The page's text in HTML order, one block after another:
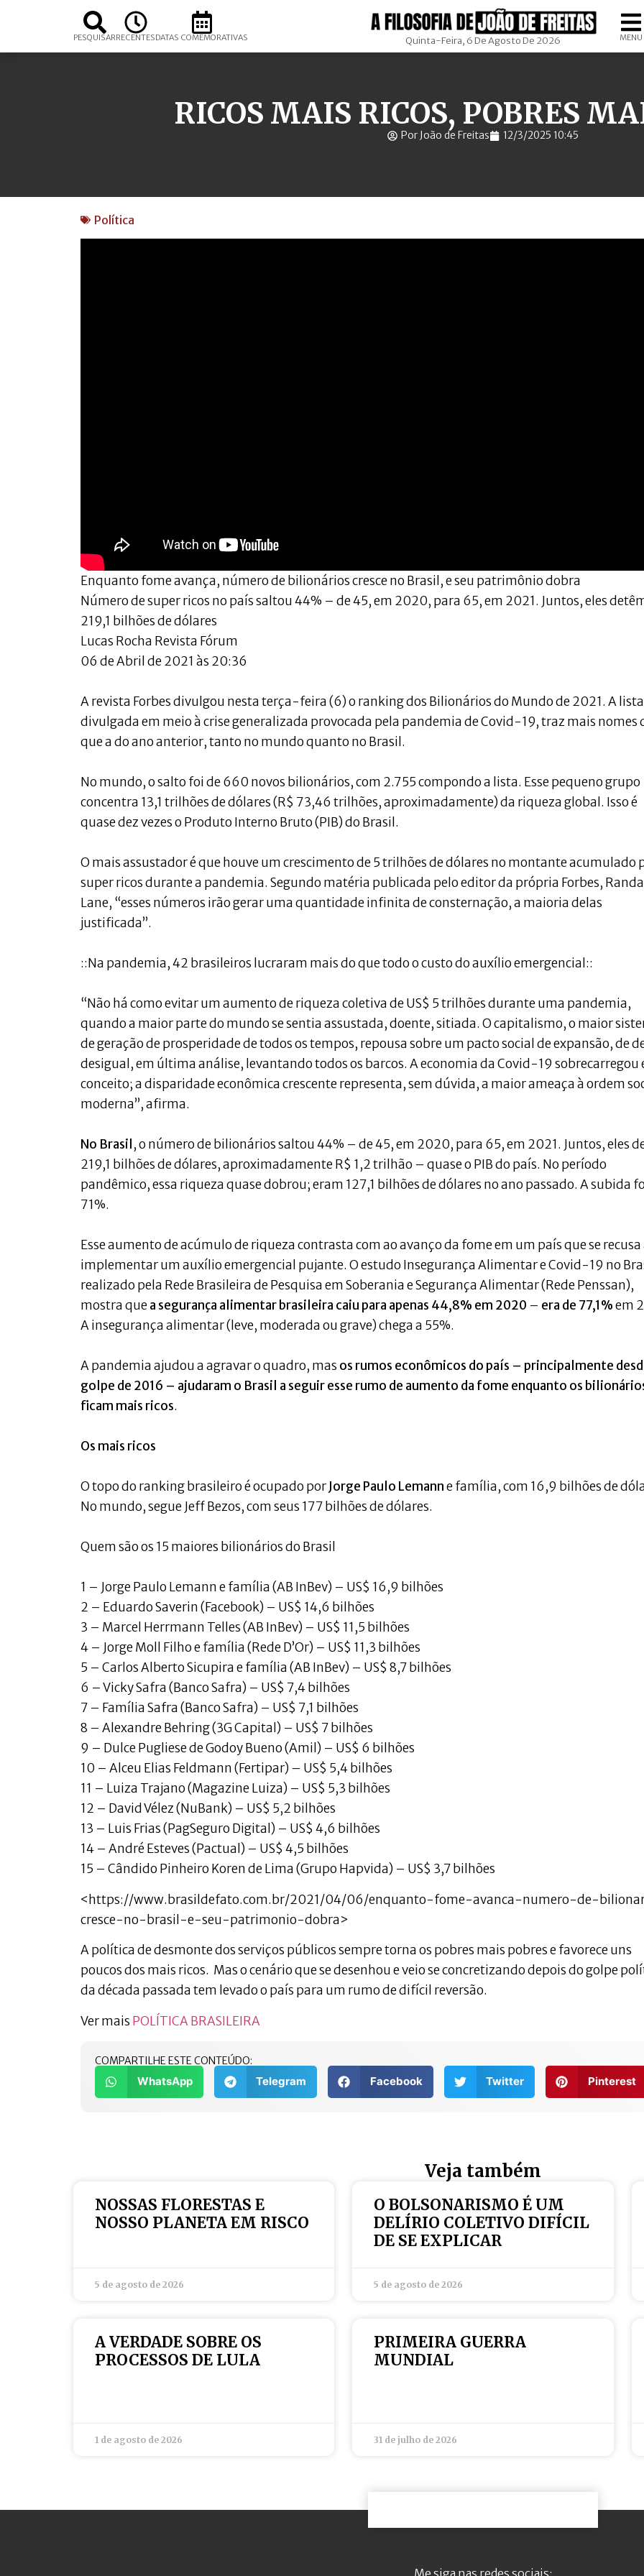
PESQUISARRECENTESDATAS COMEMORATIVAS Quinta-Feira, 6 De Agosto De 2026 MENU
RICOS MAIS RICOS, POBRES
Por João de Freitas 12/3/2025 10:45
Política
Enquanto fome avança, número de bilionários cresce no Brasil, e seu patrimônio dobra
Número de super ricos no país saltou 44% – de 45, em 2020, para 65, em 2021. Juntos, eles
219,1 bilhões de dólares
Lucas Rocha Revista Fórum
06 de Abril de 2021 às 20:36
A revista Forbes divulgou nesta terça-feira (6) o ranking dos Bilionários do Mundo de 2021. A
divulgada em meio à crise generalizada provocada pela pandemia de Covid-19, traz mais nomes
que a do ano anterior, tanto no mundo quanto no Brasil.
No mundo, o salto foi de 660 novos bilionários, com 2.755 compondo a lista. Esse pequeno grupo
concentra 13,1 trilhões de dólares (R$ 73,46 trilhões, aproximadamente) da riqueza global. Isso é
quase dez vezes o Produto Interno Bruto (PIB) do Brasil.
O mais assustador é que houve um crescimento de 5 trilhões de dólares no montante acumulado
super ricos durante a pandemia. Segundo matéria publicada pelo editor da própria Forbes,
Lane, “esses números irão gerar uma quantidade infinita de consternação, a maioria delas
justificada”.
::Na pandemia, 42 brasileiros lucraram mais do que todo o custo do auxílio emergencial::
“Não há como evitar um aumento de riqueza coletiva de US$ 5 trilhões durante uma pandemia,
quando a maior parte do mundo se sentia assustada, doente, sitiada. O capitalismo, o maior
de geração de prosperidade de todos os tempos, repousa sobre um pacto social de expansão, de
desigual, em última análise, levantando todos os barcos. A economia da Covid-19 sobrecarregou
conceito; a disparidade econômica crescente representa, sem dúvida, a maior ameaça à ordem
moderna”, afirma.
No Brasil , o número de bilionários saltou 44% – de 45, em 2020, para 65, em 2021. Juntos, eles
219,1 bilhões de dólares, aproximadamente R$ 1,2 trilhão – quase o PIB do país. No período
pandêmico, essa riqueza quase dobrou; eram 127,1 bilhões de dólares no ano passado. A subida
71%.
Esse aumento de acúmulo de riqueza contrasta com ao avanço da fome em um país que se recusa
implementar um auxílio emergencial pujante. O estudo Insegurança Alimentar e Covid-19 no
realizado pela Rede Brasileira de Pesquisa em Soberania e Segurança Alimentar (Rede Penssan),
mostra quea segurança alimentar brasileira caiu para apenas 44,8% em 2020 – era de 77,1%em
A insegurança alimentar (leve, moderada ou grave) chega a 55%.
A pandemia ajudou a agravar o quadro, mas os rumos econômicos do país – principalmente
golpe de 2016 – ajudaram o Brasil a seguir esse rumo de aumento da fome enquanto os
ficam mais ricos.
Os mais ricos
O topo do ranking brasileiro é ocupado porJorge Paulo Lemanne família, com 16,9 bilhões de
No mundo, segue Jeff Bezos, com seus 177 bilhões de dólares.
Quem são os 15 maiores bilionários do Brasil
1 – Jorge Paulo Lemann e família (AB InBev) – US$ 16,9 bilhões
2 – Eduardo Saverin (Facebook) – US$ 14,6 bilhões
3 – Marcel Herrmann Telles (AB InBev) – US$ 11,5 bilhões
4 – Jorge Moll Filho e família (Rede D’Or) – US$ 11,3 bilhões
5 – Carlos Alberto Sicupira e família (AB InBev) – US$ 8,7 bilhões
6 – Vicky Safra (Banco Safra) – US$ 7,4 bilhões
7 – Família Safra (Banco Safra) – US$ 7,1 bilhões
8 – Alexandre Behring (3G Capital) – US$ 7 bilhões
9 – Dulce Pugliese de Godoy Bueno (Amil) – US$ 6 bilhões
10 – Alceu Elias Feldmann (Fertipar) – US$ 5,4 bilhões
11 – Luiza Trajano (Magazine Luiza) – US$ 5,3 bilhões
12 – David Vélez (NuBank) – US$ 5,2 bilhões
13 – Luis Frias (PagSeguro Digital) – US$ 4,6 bilhões
14 – André Esteves (Pactual) – US$ 4,5 bilhões
15 – Cândido Pinheiro Koren de Lima (Grupo Hapvida) – US$ 3,7 bilhões
<https://www.brasildefato.com.br/2021/04/06/enquanto-fome-avanca-numero-de-
cresce-no-brasil-e-seu-patrimonio-dobra>
A política de desmonte dos serviços públicos sempre torna os pobres mais pobres e favorece uns
poucos dos mais ricos. Mas o cenário que se desenhou e veio se concretizando depois do golpe
da década passada tem levado o país para um rumo de difícil reversão.
Ver mais POLÍTICA BRASILEIRA
COMPARTILHE ESTE CONTEÚDO:
WhatsApp Telegram Facebook Twitter Pinterest
Veja também
NOSSAS FLORESTAS E
NOSSO PLANETA EM RISCO
5 de agosto de 2026
O BOLSONARISMO É UM
DELÍRIO COLETIVO DIFÍCIL
DE SE EXPLICAR
5 de agosto de 2026
A VERDADE SOBRE OS
PROCESSOS DE LULA
1 de agosto de 2026
PRIMEIRA GUERRA
MUNDIAL
31 de julho de 2026
Me siga nas redes sociais: